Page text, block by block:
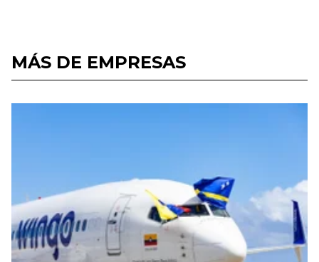
MÁS DE EMPRESAS